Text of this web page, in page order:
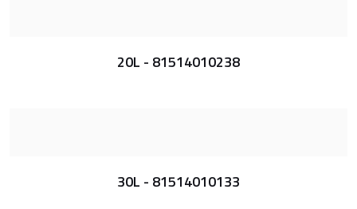
20L - 81514010238
30L - 81514010133